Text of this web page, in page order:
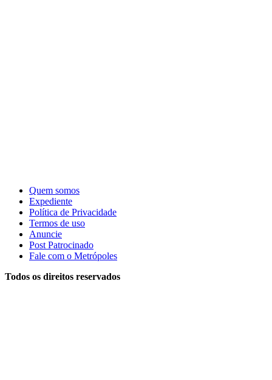
Quem somos
Expediente
Política de Privacidade
Termos de uso
Anuncie
Post Patrocinado
Fale com o Metrópoles
Todos os direitos reservados